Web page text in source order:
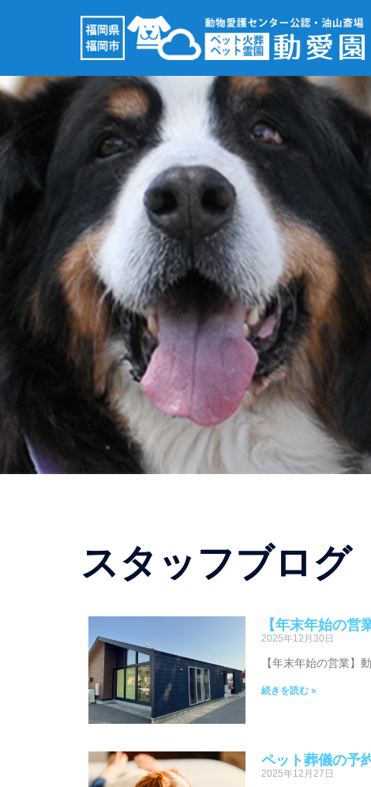
スタッフブログ
【年末年始の
2025年12月30日
【年末年始の営業
続きを読む »
ペット葬儀の予
2025年12月27日